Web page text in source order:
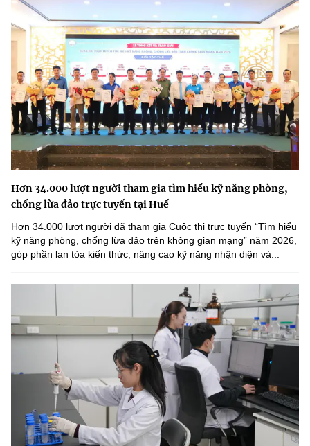
Hơn 34.000 lượt người tham gia tìm hiểu kỹ năng phòng,
chống lừa đảo trực tuyến tại Huế
Hơn 34.000 lượt người đã tham gia Cuộc thi trực tuyến “Tìm hiểu
kỹ năng phòng, chống lừa đảo trên không gian mạng” năm 2026,
góp phần lan tỏa kiến thức, nâng cao kỹ năng nhận diện và...